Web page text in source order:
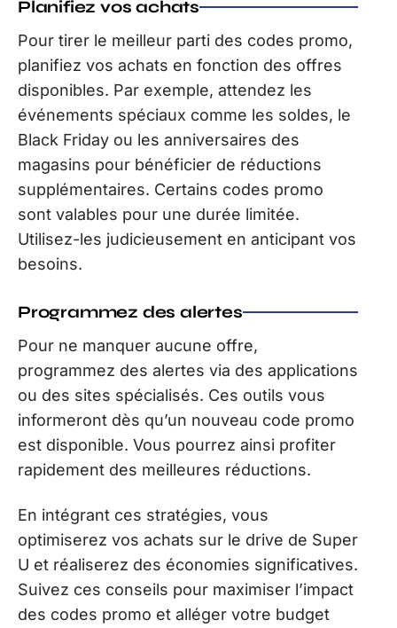
Planifiez vos achats
Pour tirer le meilleur parti des codes promo,
planifiez vos achats en fonction des offres
disponibles. Par exemple, attendez les
événements spéciaux comme les soldes, le
Black Friday ou les anniversaires des
magasins pour bénéficier de réductions
supplémentaires. Certains codes promo
sont valables pour une durée limitée.
Utilisez-les judicieusement en anticipant vos
besoins.
Programmez des alertes
Pour ne manquer aucune offre,
programmez des alertes via des applications
ou des sites spécialisés. Ces outils vous
informeront dès qu’un nouveau code promo
est disponible. Vous pourrez ainsi profiter
rapidement des meilleures réductions.
En intégrant ces stratégies, vous
optimiserez vos achats sur le drive de Super
U et réaliserez des économies significatives.
Suivez ces conseils pour maximiser l’impact
des codes promo et alléger votre budget